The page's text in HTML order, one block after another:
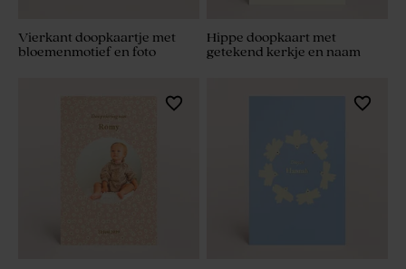
Vierkant doopkaartje met
bloemenmotief en foto
Hippe doopkaart met
getekend kerkje en naam